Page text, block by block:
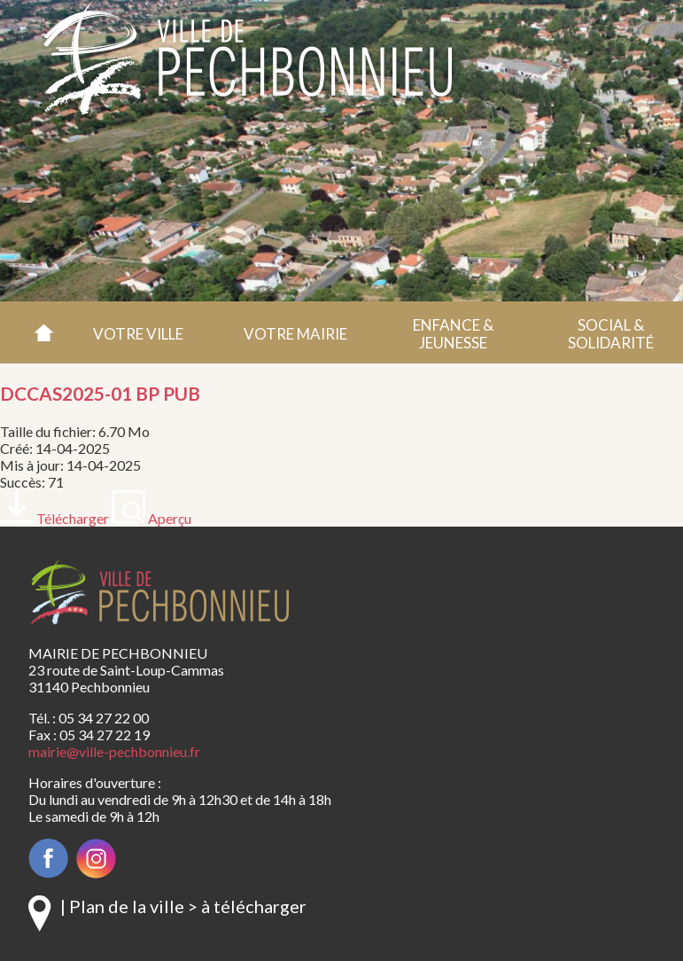
VOTRE VILLE VOTRE MAIRIE
ENFANCE &
JEUNESSE
SOCIAL &
SOLIDARITÉ
DCCAS2025-01 BP PUB
Taille du fichier: 6.70 Mo
Créé: 14-04-2025
Mis à jour: 14-04-2025
Succès: 71
Télécharger Aperçu
MAIRIE DE PECHBONNIEU
23 route de Saint-Loup-Cammas
31140 Pechbonnieu
Tél. : 05 34 27 22 00
Fax : 05 34 27 22 19
mairie@ville-pechbonnieu.fr
Horaires d'ouverture :
Du lundi au vendredi de 9h à 12h30 et de 14h à 18h
Le samedi de 9h à 12h
| Plan de la ville > à télécharger